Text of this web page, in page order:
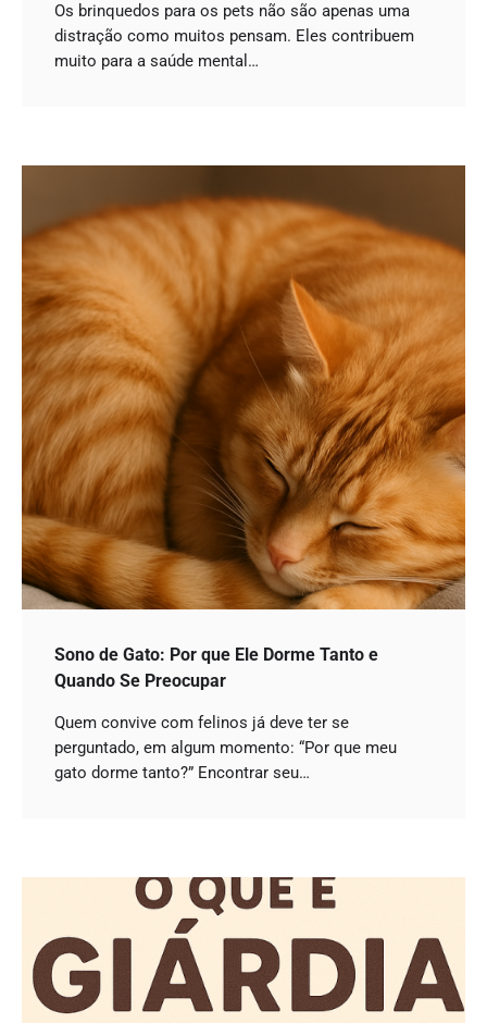
Os brinquedos para os pets não são apenas uma
distração como muitos pensam. Eles contribuem
muito para a saúde mental…
Sono de Gato: Por que Ele Dorme Tanto e
Quando Se Preocupar
Quem convive com felinos já deve ter se
perguntado, em algum momento: “Por que meu
gato dorme tanto?” Encontrar seu…